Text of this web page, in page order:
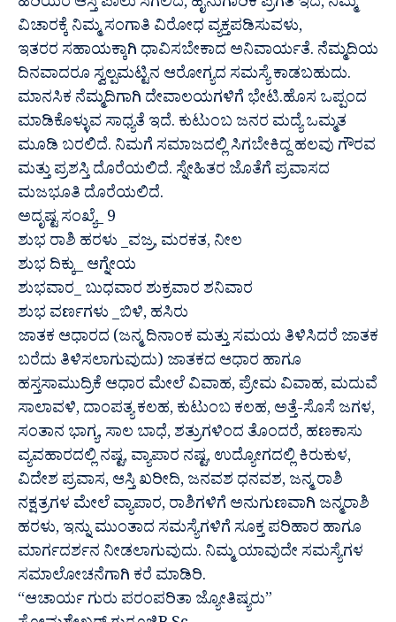
ವಿಚಾರಕ್ಕೆ ನಿಮ್ಮ ಸಂಗಾತಿ ವಿರೋಧ ವ್ಯಕ್ತಪಡಿಸುವಳು,
ಇತರರ ಸಹಾಯಕ್ಕಾಗಿ ಧಾವಿಸಬೇಕಾದ ಅನಿವಾರ್ಯತೆ. ನೆಮ್ಮದಿಯ
ದಿನವಾದರೂ ಸ್ವಲ್ಪಮಟ್ಟಿನ ಆರೋಗ್ಯದ ಸಮಸ್ಯೆ ಕಾಡಬಹುದು.
ಮಾನಸಿಕ ನೆಮ್ಮದಿಗಾಗಿ ದೇವಾಲಯಗಳಿಗೆ ಭೇಟಿ.ಹೊಸ ಒಪ್ಪಂದ
ಮಾಡಿಕೊಳ್ಳುವ ಸಾಧ್ಯತೆ ಇದೆ. ಕುಟುಂಬ ಜನರ ಮದ್ಯೆ ಒಮ್ಮತ
ಮೂಡಿ ಬರಲಿದೆ. ನಿಮಗೆ ಸಮಾಜದಲ್ಲಿ ಸಿಗಬೇಕಿದ್ದ ಹಲವು ಗೌರವ
ಮತ್ತು ಪ್ರಶಸ್ತಿ ದೊರೆಯಲಿದೆ. ಸ್ನೇಹಿತರ ಜೊತೆಗೆ ಪ್ರವಾಸದ
ಮಜಭೂತಿ ದೊರೆಯಲಿದೆ.
ಅದೃಷ್ಟ ಸಂಖ್ಯೆ_ 9
ಶುಭ ರಾಶಿ ಹರಳು _ವಜ್ರ, ಮರಕತ, ನೀಲ
ಶುಭ ದಿಕ್ಕು_ ಆಗ್ನೇಯ
ಶುಭವಾರ_ ಬುಧವಾರ ಶುಕ್ರವಾರ ಶನಿವಾರ
ಶುಭ ವರ್ಣಗಳು _ಬಿಳಿ, ಹಸಿರು
ಜಾತಕ ಆಧಾರದ (ಜನ್ಮ ದಿನಾಂಕ ಮತ್ತು ಸಮಯ ತಿಳಿಸಿದರೆ ಜಾತಕ
ಬರೆದು ತಿಳಿಸಲಾಗುವುದು) ಜಾತಕದ ಆಧಾರ ಹಾಗೂ
ಹಸ್ತಸಾಮುದ್ರಿಕೆ ಆಧಾರ ಮೇಲೆ ವಿವಾಹ, ಪ್ರೇಮ ವಿವಾಹ, ಮದುವೆ
ಸಾಲಾವಳಿ, ದಾಂಪತ್ಯ ಕಲಹ, ಕುಟುಂಬ ಕಲಹ, ಅತ್ತೆ-ಸೊಸೆ ಜಗಳ,
ಸಂತಾನ ಭಾಗ್ಯ, ಸಾಲ ಬಾಧೆ, ಶತ್ರುಗಳಿಂದ ತೊಂದರೆ, ಹಣಕಾಸು
ವ್ಯವಹಾರದಲ್ಲಿ ನಷ್ಟ, ವ್ಯಾಪಾರ ನಷ್ಟ, ಉದ್ಯೋಗದಲ್ಲಿ ಕಿರುಕುಳ,
ವಿದೇಶ ಪ್ರವಾಸ, ಆಸ್ತಿ ಖರೀದಿ, ಜನವಶ ಧನವಶ, ಜನ್ಮ ರಾಶಿ
ನಕ್ಷತ್ರಗಳ ಮೇಲೆ ವ್ಯಾಪಾರ, ರಾಶಿಗಳಿಗೆ ಅನುಗುಣವಾಗಿ ಜನ್ಮರಾಶಿ
ಹರಳು, ಇನ್ನು ಮುಂತಾದ ಸಮಸ್ಯೆಗಳಿಗೆ ಸೂಕ್ತ ಪರಿಹಾರ ಹಾಗೂ
ಮಾರ್ಗದರ್ಶನ ನೀಡಲಾಗುವುದು. ನಿಮ್ಮ ಯಾವುದೇ ಸಮಸ್ಯೆಗಳ
ಸಮಾಲೋಚನೆಗಾಗಿ ಕರೆ ಮಾಡಿರಿ.
“ಆಚಾರ್ಯ ಗುರು ಪರಂಪರಿತಾ ಜ್ಯೋತಿಷ್ಯರು”